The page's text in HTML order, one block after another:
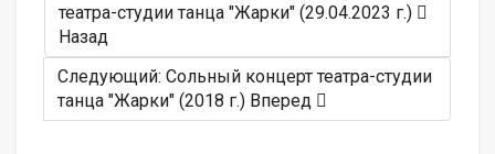
театра-студии танца "Жарки" (29.04.2023 г.)
Назад
Следующий: Сольный концерт театра-студии
танца "Жарки" (2018 г.) Вперед